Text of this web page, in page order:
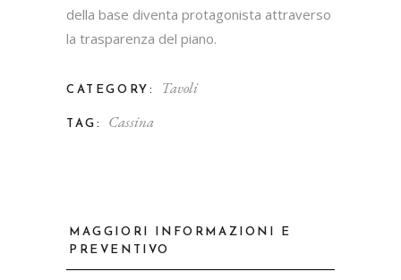
della base diventa protagonista attraverso
la trasparenza del piano.
CATEGORY: Tavoli
TAG: Cassina
MAGGIORI INFORMAZIONI E
PREVENTIVO